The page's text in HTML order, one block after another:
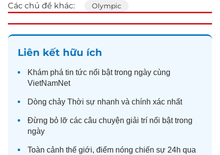
Các chủ đề khác: Olympic
Liên kết hữu ích
Khám phá tin tức nổi bật trong ngày cùng
VietNamNet
Dòng chảy Thời sự nhanh và chính xác nhất
Đừng bỏ lỡ các câu chuyện giải trí nổi bật trong
ngày
Toàn cảnh thế giới, điểm nóng chiến sự 24h qua